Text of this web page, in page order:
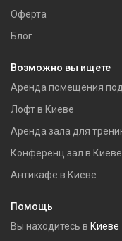
Оферта
Блог
Возможно вы ищете
Аренда помещения
Лофт в Киеве
Аренда зала для
Конференц зал в Киеве
Антикафе в Киеве
Помощь
Вы находитесь в Киеве